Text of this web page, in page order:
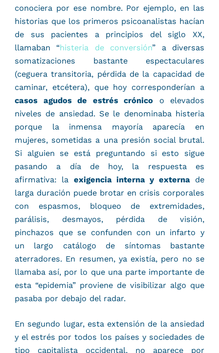
conociera por ese nombre. Por ejemplo, en las
historias que los primeros psicoanalistas hacían
de sus pacientes a principios del siglo XX,
llamaban “histeria de conversión” a diversas
somatizaciones bastante espectaculares
(ceguera transitoria, pérdida de la capacidad de
caminar, etcétera), que hoy corresponderían a
casos agudos de estrés crónico o elevados
niveles de ansiedad. Se le denominaba histeria
porque la inmensa mayoría aparecía en
mujeres, sometidas a una presión social brutal.
Si alguien se está preguntando si esto sigue
pasando a día de hoy, la respuesta es
afirmativa: la exigencia interna y externade
larga duración puede brotar en crisis corporales
con espasmos, bloqueo de extremidades,
parálisis, desmayos, pérdida de visión,
pinchazos que se confunden con un infarto y
un largo catálogo de síntomas bastante
aterradores. En resumen, ya existía, pero no se
llamaba así, por lo que una parte importante de
esta “epidemia” proviene de visibilizar algo que
pasaba por debajo del radar.
En segundo lugar, esta extensión de la ansiedad
y el estrés por todos los países y sociedades de
tipo capitalista occidental, no aparece por